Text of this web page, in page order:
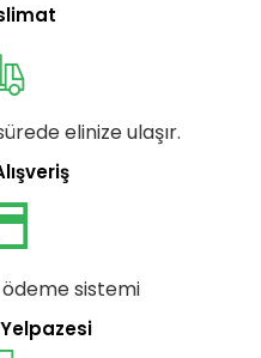
elinize ulaşır.
sistemi